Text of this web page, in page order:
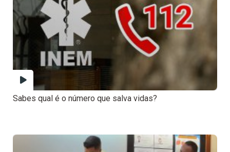
Sabes qual é o número que salva vidas?